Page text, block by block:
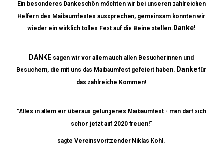
Ein besonderes Dankeschön möchten wir bei unseren zahlreichen
Helfern des Maibaumfestes aussprechen, gemeinsam konnten wir
wieder ein wirklich tolles Fest auf die Beine stellen. Danke!
DANKE sagen wir vor allem auch allen Besucherinnen und
Besuchern, die mit uns das Maibaumfest gefeiert haben. Danke für
das zahlreiche Kommen!
"Alles in allem ein überaus gelungenes Maibaumfest - man darf sich
schon jetzt auf 2020 freuen!"
sagte Vereinsvoritzender Niklas Kohl.